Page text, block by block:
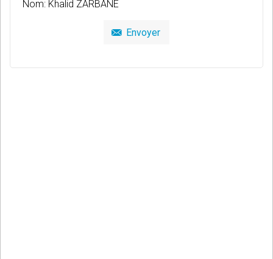
Nom: Khalid ZARBANE
Envoyer